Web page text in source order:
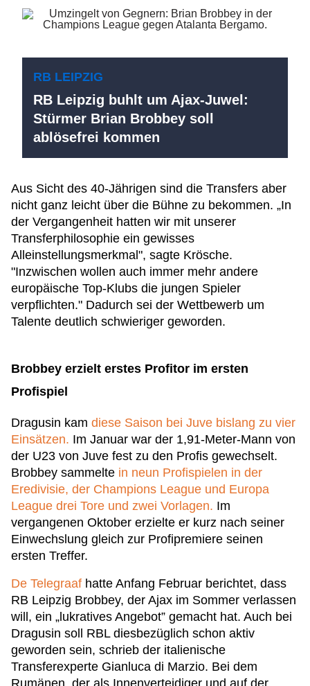
RB LEIPZIG
RB Leipzig buhlt um Ajax-Juwel:
Stürmer Brian Brobbey soll
ablösefrei kommen
Aus Sicht des 40-Jährigen sind die Transfers aber
nicht ganz leicht über die Bühne zu bekommen. „In
der Vergangenheit hatten wir mit unserer
Transferphilosophie ein gewisses
Alleinstellungsmerkmal", sagte Krösche.
"Inzwischen wollen auch immer mehr andere
europäische Top-Klubs die jungen Spieler
verpflichten." Dadurch sei der Wettbewerb um
Talente deutlich schwieriger geworden.
Brobbey erzielt erstes Profitor im ersten
Profispiel
Dragusin kam diese Saison bei Juve bislang zu vier
Einsätzen. Im Januar war der 1,91-Meter-Mann von
der U23 von Juve fest zu den Profis gewechselt.
Brobbey sammelte in neun Profispielen in der
Eredivisie, der Champions League und Europa
League drei Tore und zwei Vorlagen. Im
vergangenen Oktober erzielte er kurz nach seiner
Einwechslung gleich zur Profipremiere seinen
ersten Treffer.
De Telegraaf hatte Anfang Februar berichtet, dass
RB Leipzig Brobbey, der Ajax im Sommer verlassen
will, ein „lukratives Angebot” gemacht hat. Auch bei
Dragusin soll RBL diesbezüglich schon aktiv
geworden sein, schrieb der italienische
Transferexperte Gianluca di Marzio. Bei dem
Rumänen, der als Innenverteidiger und auf der